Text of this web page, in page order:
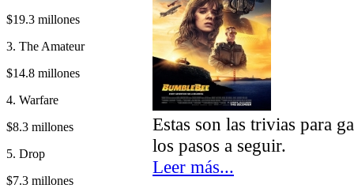
$19.3 millones
3. The Amateur
$14.8 millones
4. Warfare
$8.3 millones
5. Drop
$7.3 millones
Estas son las trivias para
los pasos a seguir.
Leer más...